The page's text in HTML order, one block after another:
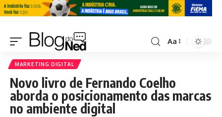
Aa
MARKETING DIGITAL
Novo livro de Fernando Coelho
aborda o posicionamento das marcas
no ambiente digital